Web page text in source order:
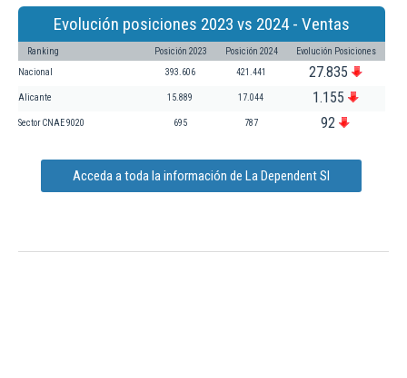
Evolución posiciones 2023 vs 2024 - Ventas
Ranking Posición 2023 Posición 2024 Evolución Posiciones
Nacional 393.606 421.441 27.835
Alicante 15.889 17.044 1.155
Sector CNAE 9020 695 787 92
Acceda a toda la información de La Dependent Sl